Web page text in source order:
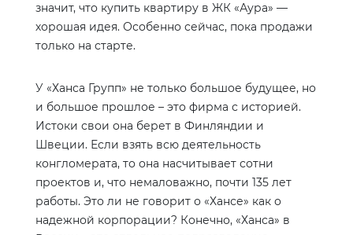
значит, что купить квартиру в ЖК «Аура» —
хорошая идея. Особенно сейчас, пока продажи
только на старте.
У «Ханса Групп» не только большое будущее, но
и большое прошлое – это фирма с историей.
Истоки свои она берет в Финляндии и
Швеции. Если взять всю деятельность
конгломерата, то она насчитывает сотни
проектов и, что немаловажно, почти 135 лет
работы. Это ли не говорит о «Хансе» как о
надежной корпорации? Конечно, «Ханса» в